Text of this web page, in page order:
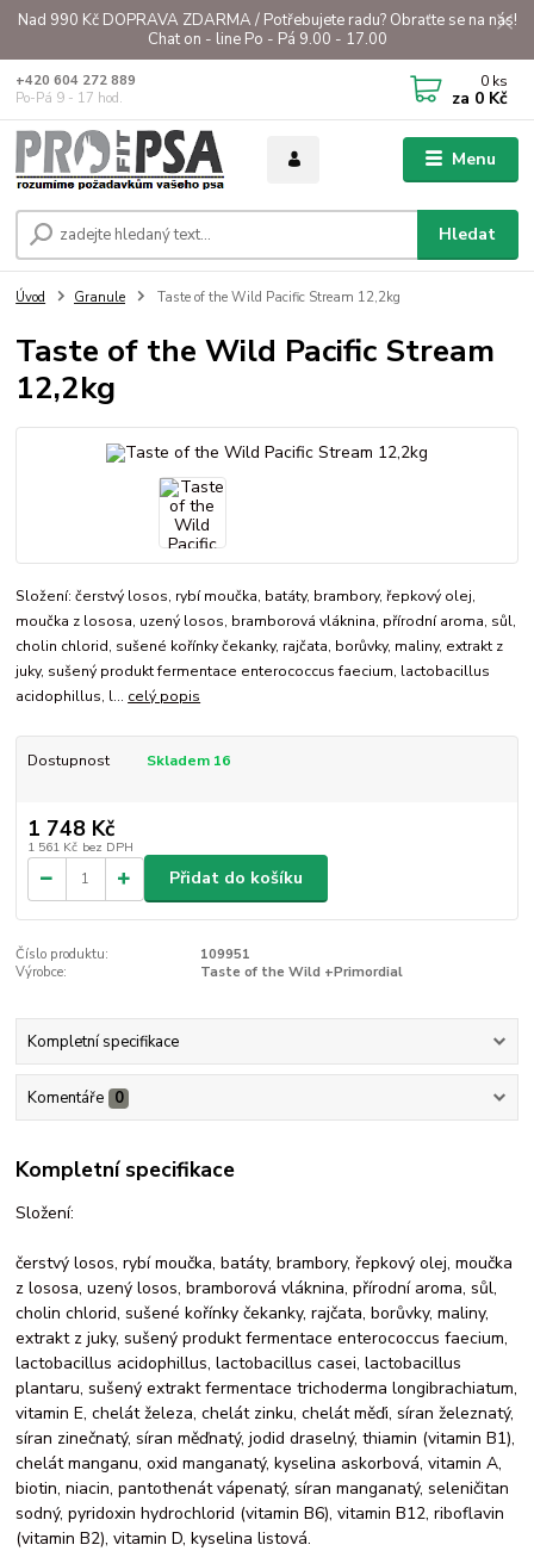
Nad 990 Kč DOPRAVA ZDARMA / Potřebujete radu? Obraťte se na nás!
Chat on - line Po - Pá 9.00 - 17.00
Menu
Hledat
+420 604 272 889
Po-Pá 9 - 17 hod.
0 ks
za 0 Kč
Úvod Granule Taste of the Wild Pacific Stream 12,2kg
Taste of the Wild Pacific Stream
12,2kg
Složení: čerstvý losos, rybí moučka, batáty, brambory, řepkový olej,
moučka z lososa, uzený losos, bramborová vláknina, přírodní aroma, sůl,
cholin chlorid, sušené kořínky čekanky, rajčata, borůvky, maliny, extrakt z
juky, sušený produkt fermentace enterococcus faecium, lactobacillus
acidophillus, l... celý popis
Dostupnost Skladem 16
1 748 Kč
1 561 Kč bez DPH
Přidat do košíku
Číslo produktu:
109951
Výrobce:
Taste of the Wild +Primordial
Kompletní specifikace
Komentáře 0
Kompletní specifikace
Složení:
čerstvý losos, rybí moučka, batáty, brambory, řepkový olej, moučka
z lososa, uzený losos, bramborová vláknina, přírodní aroma, sůl,
cholin chlorid, sušené kořínky čekanky, rajčata, borůvky, maliny,
extrakt z juky, sušený produkt fermentace enterococcus faecium,
lactobacillus acidophillus, lactobacillus casei, lactobacillus
plantaru, sušený extrakt fermentace trichoderma longibrachiatum,
vitamin E, chelát železa, chelát zinku, chelát měďi, síran železnatý,
síran zinečnatý, síran měďnatý, jodid draselný, thiamin (vitamin B1),
chelát manganu, oxid manganatý, kyselina askorbová, vitamin A,
biotin, niacin, pantothenát vápenatý, síran manganatý, seleničitan
sodný, pyridoxin hydrochlorid (vitamin B6), vitamin B12, riboflavin
(vitamin B2), vitamin D, kyselina listová.